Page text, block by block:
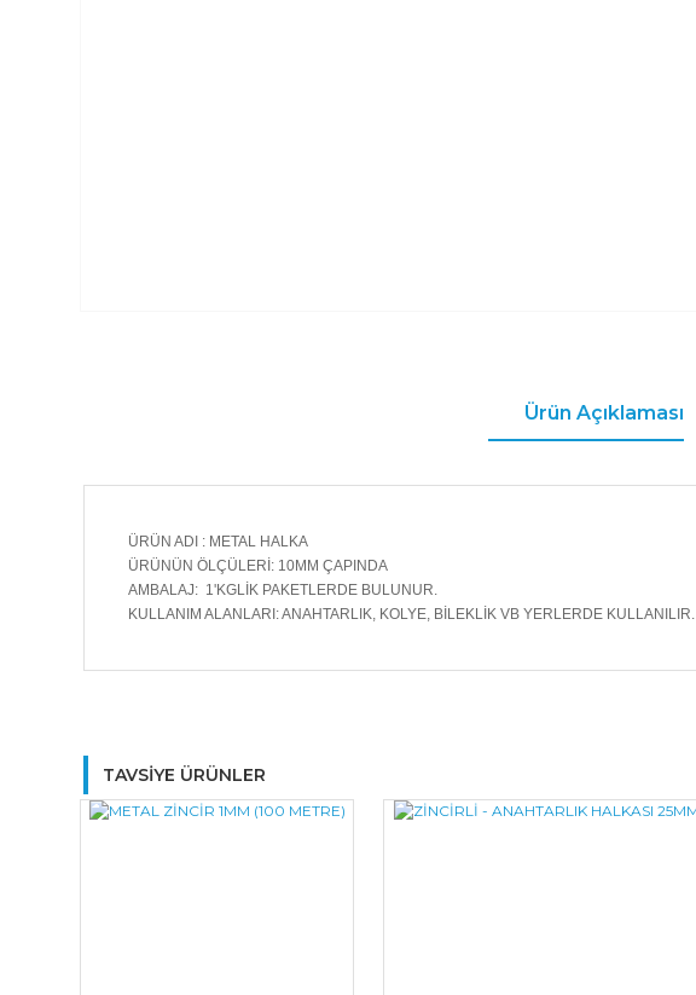
Ürün Açıklaması
ÜRÜN ADI : METAL HALKA
ÜRÜNÜN ÖLÇÜLERİ: 10MM ÇAPINDA
AMBALAJ: 1'KGLİK PAKETLERDE BULUNUR.
KULLANIM ALANLARI: ANAHTARLIK, KOLYE, BİLEKLİK VB YERLERDE KULLANILIR.
TAVSİYE ÜRÜNLER